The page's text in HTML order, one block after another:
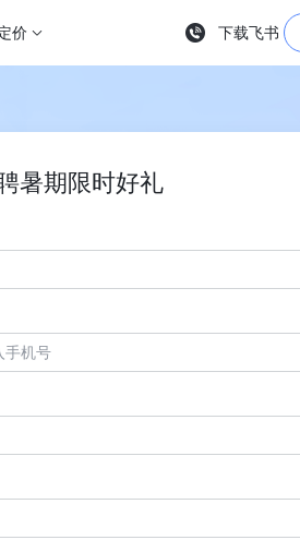
价 下载飞书
暑期限时好礼